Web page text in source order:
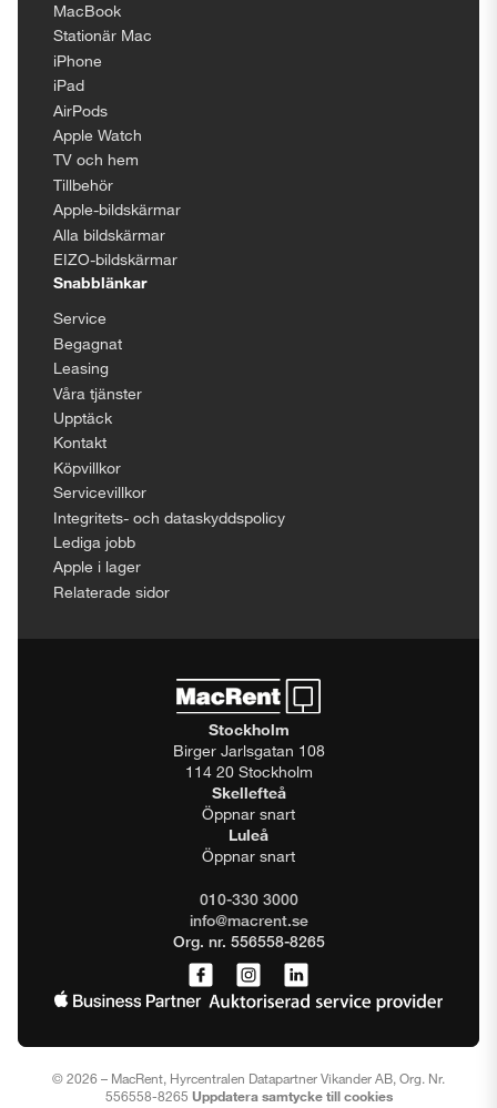
MacBook
Stationär Mac
iPhone
iPad
AirPods
Apple Watch
TV och hem
Tillbehör
Apple-bildskärmar
Alla bildskärmar
EIZO-bildskärmar
Snabblänkar
Service
Begagnat
Leasing
Våra tjänster
Upptäck
Kontakt
Köpvillkor
Servicevillkor
Integritets- och dataskyddspolicy
Lediga jobb
Apple i lager
Relaterade sidor
Stockholm
Birger Jarlsgatan 108
114 20 Stockholm
Skellefteå
Öppnar snart
Luleå
Öppnar snart
010-330 3000
info@macrent.se
Org. nr. 556558-8265
© 2026 – MacRent, Hyrcentralen Datapartner Vikander AB, Org. Nr.
556558-8265 Uppdatera samtycke till cookies